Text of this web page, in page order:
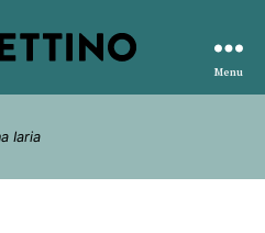
editore
Menu
Iaria